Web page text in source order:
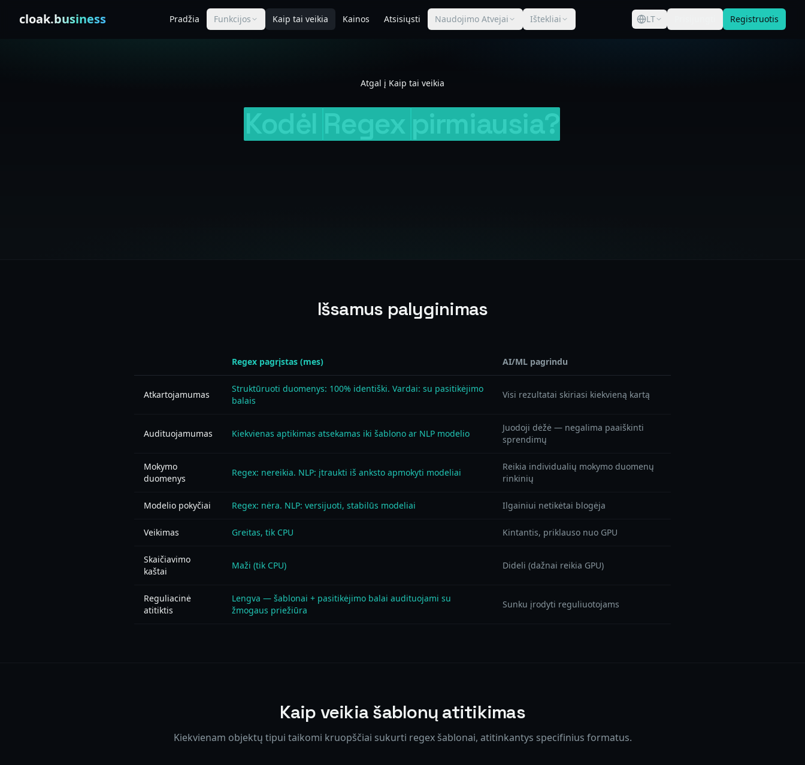
cloak.business Pradžia Funkcijos Kaip tai veikia Kainos Atsisiųsti Naudojimo Atvejai Ištekliai LT Registruotis
Atgal į Kaip tai veikia
Išsamus palyginimas
Regex pagrįstas (mes) AI/ML pagrindu
Atkartojamumas
Struktūruoti duomenys: 100% identiški. Vardai: su pasitikėjimo
balais
Visi rezultatai skiriasi kiekvieną kartą
Audituojamumas Kiekvienas aptikimas atsekamas iki šablono ar NLP modelio
Juodoji dėžė — negalima paaiškinti
sprendimų
Mokymo
duomenys
Regex: nereikia. NLP: įtraukti iš anksto apmokyti modeliai
Reikia individualių mokymo duomenų
rinkinių
Modelio pokyčiai Regex: nėra. NLP: versijuoti, stabilūs modeliai Ilgainiui netikėtai blogėja
Veikimas Greitas, tik CPU Kintantis, priklauso nuo GPU
Skaičiavimo
kaštai
Maži (tik CPU) Dideli (dažnai reikia GPU)
Reguliacinė
atitiktis
Lengva — šablonai + pasitikėjimo balai audituojami su
žmogaus priežiūra
Sunku įrodyti reguliuotojams
Kaip veikia šablonų atitikimas
Kiekvienam objektų tipui taikomi kruopščiai sukurti regex šablonai, atitinkantys specifinius formatus.